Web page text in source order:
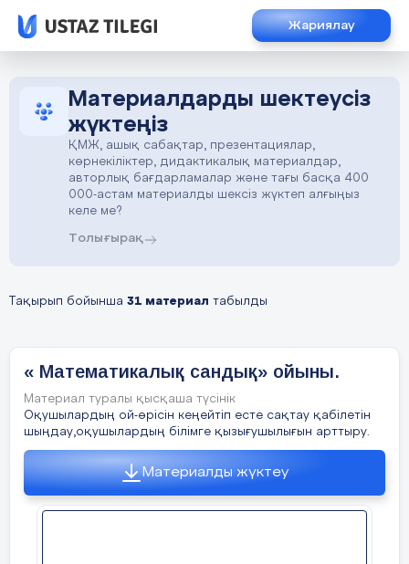
Жариялау
Материалдарды шектеусіз
жүктеңіз
ҚМЖ, ашық сабақтар, презентациялар,
көрнекіліктер, дидактикалық материалдар,
авторлық бағдарламалар және тағы басқа 400
000-астам материалды шексіз жүктеп алғыңыз
келе ме?
Толығырақ
Тақырып бойынша 31 материал табылды
« Математикалық сандық» ойыны.
Материал туралы қысқаша түсінік
Оқушылардың ой-өрісін кеңейтіп есте сақтау қабілетін
шыңдау,оқушылардың білімге қызығушылығын арттыру.
Материалды жүктеу